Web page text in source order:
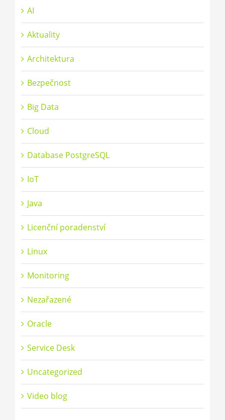
AI
Aktuality
Architektura
Bezpečnost
Big Data
Cloud
Database PostgreSQL
IoT
Java
Licenční poradenství
Linux
Monitoring
Nezařazené
Oracle
Service Desk
Uncategorized
Video blog